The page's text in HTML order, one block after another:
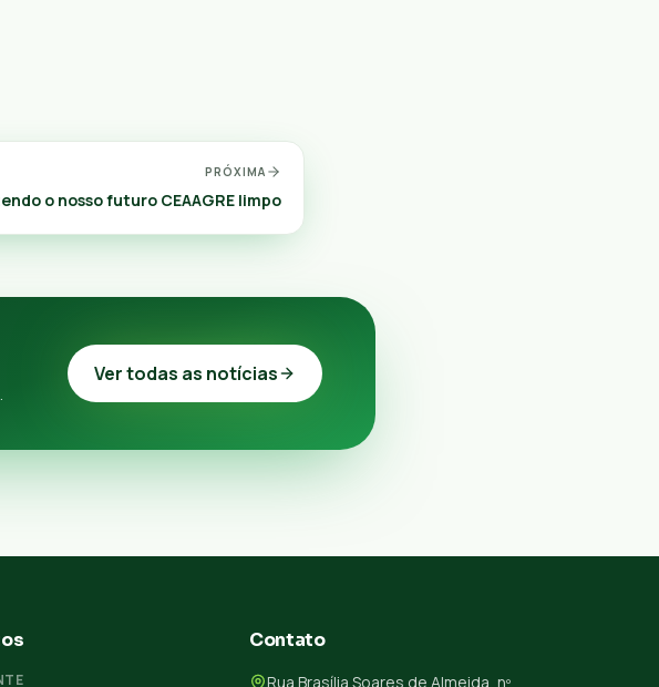
PRÓXIMA
o nosso futuro CEAAGRE limpo
Ver todas as notícias
Contato
Rua Brasília Soares de Almeida, nº